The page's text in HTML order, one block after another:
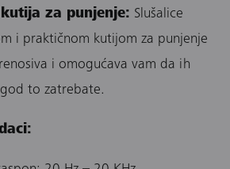
za punjenje: Slušalice
i praktičnom kutijom za punjenje
i omogućava vam da ih
to zatrebate.